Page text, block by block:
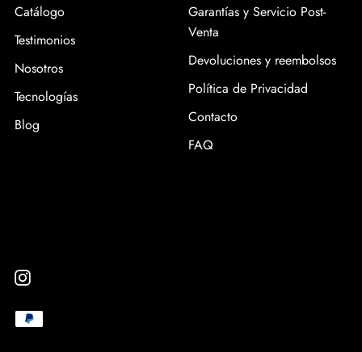
Catálogo
Testimonios
Nosotros
Tecnologías
Blog
Garantías y Servicio Post-
Venta
Devoluciones y reembolsos
Política de Privacidad
Contacto
FAQ
Medios